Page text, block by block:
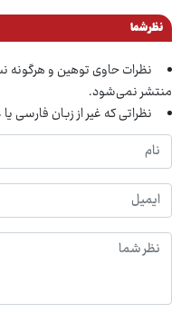
نظر شما
نظرات حاوی توهین و
منتشر نمی‌شود.
نظراتی که غیر از زبان فارسی